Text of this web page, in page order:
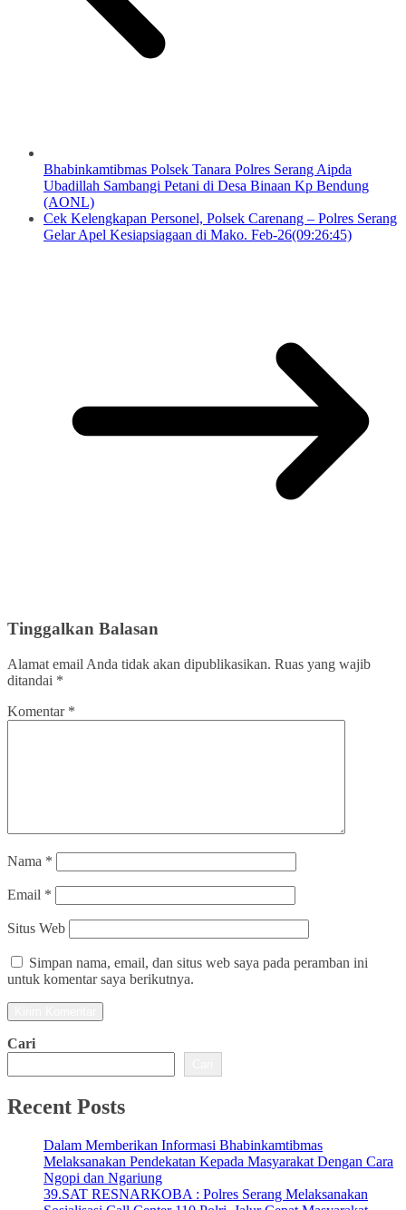
Bhabinkamtibmas Polsek Tanara Polres Serang Aipda
Ubadillah Sambangi Petani di Desa Binaan Kp Bendung
(AONL)
Cek Kelengkapan Personel, Polsek Carenang – Polres Serang
Gelar Apel Kesiapsiagaan di Mako. Feb-26(09:26:45)
Tinggalkan Balasan
Alamat email Anda tidak akan dipublikasikan. Ruas yang wajib
ditandai *
Komentar *
Nama *
Email *
Situs Web
Simpan nama, email, dan situs web saya pada peramban ini
untuk komentar saya berikutnya.
Cari
Recent Posts
Dalam Memberikan Informasi Bhabinkamtibmas
Melaksanakan Pendekatan Kepada Masyarakat Dengan Cara
Ngopi dan Ngariung
39.SAT RESNARKOBA : Polres Serang Melaksanakan